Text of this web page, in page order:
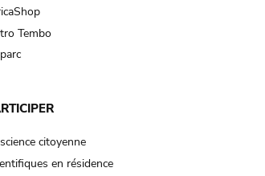
Tembo
citoyenne
en résidence